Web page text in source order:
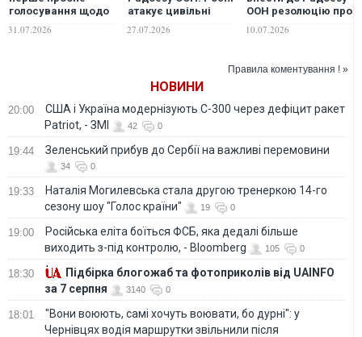
голосування щодо
посаду генсека
31.07.2026
атакує цивільні
морі та загрожує
27.07.2026
ООН резолюцію про
припинення вогню
10.07.2026
Правила коментування ! »
НОВИНИ
20:00
США і Україна модернізують С-300 через дефіцит ракет
Patriot, - ЗМІ
42 0
19:44 Зеленський прибув до Сербії на важливі перемовини
34 0
19:33
Наталія Могилевська стала другою тренеркою 14-го
сезону шоу "Голос країни"
19 0
19:00
Російська еліта боїться ФСБ, яка дедалі більше
виходить з-під контролю, - Bloomberg
105 0
18:30
Підбірка блогожаб та фотоприколів від UAINFO
за 7 серпня
3140 0
18:01
"Вони воюють, самі хочуть воювати, бо дурні": у
Чернівцях водія маршрутки звільнили після